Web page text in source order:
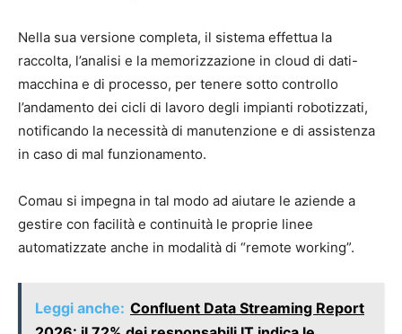
Nella sua versione completa, il sistema effettua la
raccolta, l’analisi e la memorizzazione in cloud di dati-
macchina e di processo, per tenere sotto controllo
l’andamento dei cicli di lavoro degli impianti robotizzati,
notificando la necessità di manutenzione e di assistenza
in caso di mal funzionamento.
Comau si impegna in tal modo ad aiutare le aziende a
gestire con facilità e continuità le proprie linee
automatizzate anche in modalità di “remote working”.
Leggi anche: Confluent Data Streaming Report